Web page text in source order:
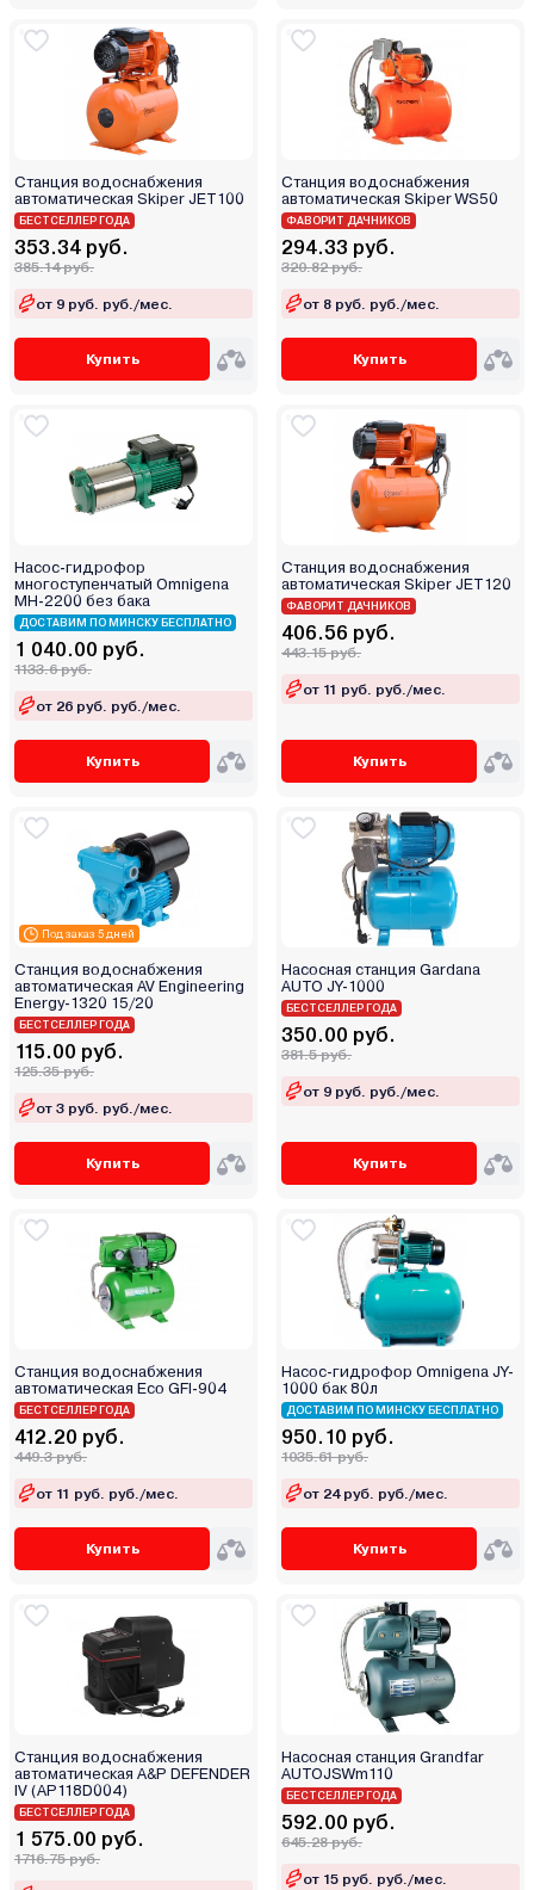
DYLLU
Ebara
ECO
Edon
Eland
Elitech
Elpumps
Eneral
ESPA
Fancy
ForceKraft
Forsage
FoxWeld
Fubag
Gardana
Gardena
Graphite
Greenpump
Grosseto
Grost
Grundfos
Hammer
HB Pump
Heisskraft
Hel-Wita
HELZ
Horex
Husqvarna (Хускварна)
Hyundai
IMP Pumps
Intex
IRCEM
Jebao
Jemix
Karcher
Koshin
Kraftool
Lamprecht
Lemet
LEO
Makita
Malec
Marolex
Mastra
Mateus
Matrix
Maxcut
Maxima
Станция водоснабжения
автоматическая Skiper JET100
БЕСТСЕЛЛЕР ГОДА
353.34 руб.
385.14 руб.
от 9 руб. руб./мес.
Купить
Станция водоснабжения
автоматическая Skiper WS50
ФАВОРИТ ДАЧНИКОВ
294.33 руб.
320.82 руб.
от 8 руб. руб./мес.
Купить
Насос-гидрофор
многоступенчатый Omnigena
МН-2200 без бака
ДОСТАВИМ ПО МИНСКУ БЕСПЛАТНО
1 040.00 руб.
1133.6 руб.
от 26 руб. руб./мес.
Купить
Станция водоснабжения
автоматическая Skiper JET120
ФАВОРИТ ДАЧНИКОВ
406.56 руб.
443.15 руб.
от 11 руб. руб./мес.
Купить
Под заказ 5 дней
Станция водоснабжения
автоматическая AV Engineering
Energy-1320 15/20
БЕСТСЕЛЛЕР ГОДА
115.00 руб.
125.35 руб.
от 3 руб. руб./мес.
Купить
Насосная станция Gardana
AUTO JY-1000
БЕСТСЕЛЛЕР ГОДА
350.00 руб.
381.5 руб.
от 9 руб. руб./мес.
Купить
Станция водоснабжения
автоматическая Eco GFI-904
БЕСТСЕЛЛЕР ГОДА
412.20 руб.
449.3 руб.
от 11 руб. руб./мес.
Купить
Насос-гидрофор Omnigena JY-
1000 бак 80л
ДОСТАВИМ ПО МИНСКУ БЕСПЛАТНО
950.10 руб.
1035.61 руб.
от 24 руб. руб./мес.
Купить
Станция водоснабжения
автоматическая A&P DEFENDER
IV (AP118D004)
БЕСТСЕЛЛЕР ГОДА
1 575.00 руб.
1716.75 руб.
Насосная станция Grandfar
AUTOJSWm110
БЕСТСЕЛЛЕР ГОДА
592.00 руб.
645.28 руб.
от 15 руб. руб./мес.